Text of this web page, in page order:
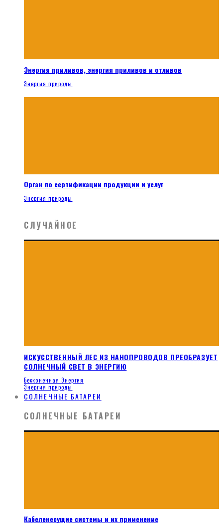
Энергия приливов, энергия приливов и отливов
Энергия природы
Орган по сертификации продукции и услуг
Энергия природы
СЛУЧАЙНОЕ
ИСКУССТВЕННЫЙ ЛЕС ИЗ НАНОПРОВОДОВ ПРЕОБРАЗУЕТ
СОЛНЕЧНЫЙ СВЕТ В ЭНЕРГИЮ
Бесконечная Энергия
Энергия природы
СОЛНЕЧНЫЕ БАТАРЕИ
СОЛНЕЧНЫЕ БАТАРЕИ
Кабеленесущие системы и их применение